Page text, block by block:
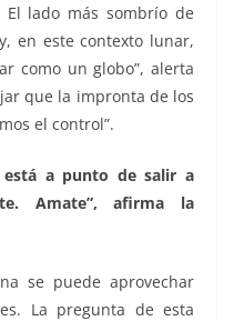
lado más sombrío de
en este contexto lunar,
como un globo”, alerta
que la impronta de los
el control”.
a punto de salir a
Amate”, afirma la
se puede aprovechar
La pregunta de esta